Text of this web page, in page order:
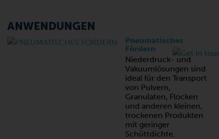
ANWENDUNGEN
Pneumatisches
Fördern
Niederdruck- und
Vakuumlösungen sind
ideal für den Transport
von Pulvern,
Granulaten, Flocken
und anderen kleinen,
trockenen Produkten
mit geringer
Schüttdichte.